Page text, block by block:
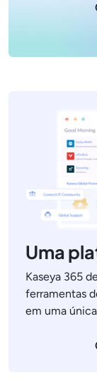
Uma
Kaseya 365
ferramentas
em uma